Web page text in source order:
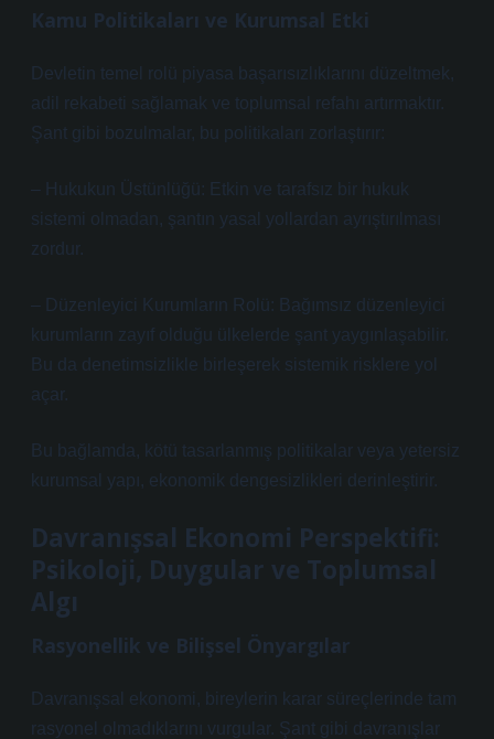
Kamu Politikaları ve Kurumsal Etki
Devletin temel rolü piyasa başarısızlıklarını düzeltmek,
adil rekabeti sağlamak ve toplumsal refahı artırmaktır.
Şant gibi bozulmalar, bu politikaları zorlaştırır:
– Hukukun Üstünlüğü: Etkin ve tarafsız bir hukuk
sistemi olmadan, şantın yasal yollardan ayrıştırılması
zordur.
– Düzenleyici Kurumların Rolü: Bağımsız düzenleyici
kurumların zayıf olduğu ülkelerde şant yaygınlaşabilir.
Bu da denetimsizlikle birleşerek sistemik risklere yol
açar.
Bu bağlamda, kötü tasarlanmış politikalar veya yetersiz
kurumsal yapı, ekonomik dengesizlikleri derinleştirir.
Davranışsal Ekonomi Perspektifi:
Psikoloji, Duygular ve Toplumsal
Algı
Rasyonellik ve Bilişsel Önyargılar
Davranışsal ekonomi, bireylerin karar süreçlerinde tam
rasyonel olmadıklarını vurgular. Şant gibi davranışlar